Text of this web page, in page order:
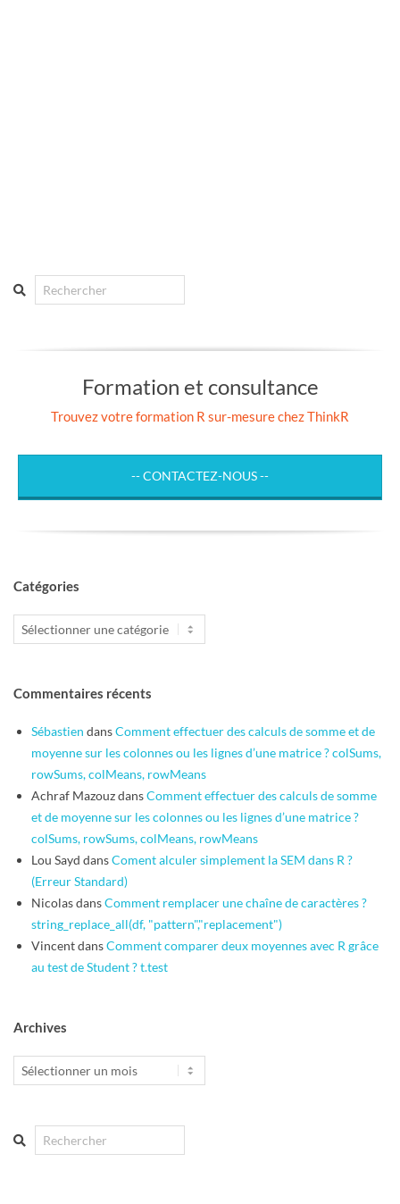
Search
Formation et consultance
Trouvez votre formation R sur-mesure chez ThinkR
-- CONTACTEZ-NOUS --
Catégories
Catégories
Commentaires récents
Sébastien dansComment effectuer des calculs de somme et de
moyenne sur les colonnes ou les lignes d’une matrice ? colSums,
rowSums, colMeans, rowMeans
Achraf MazouzdansComment effectuer des calculs de somme
et de moyenne sur les colonnes ou les lignes d’une matrice ?
colSums, rowSums, colMeans, rowMeans
Lou Sayd dansComent alculer simplement la SEM dans R ?
(Erreur Standard)
NicolasdansComment remplacer une chaîne de caractères ?
string_replace_all(df, "pattern","replacement")
VincentdansComment comparer deux moyennes avec R grâce
au test de Student ? t.test
Archives
Archives
Search